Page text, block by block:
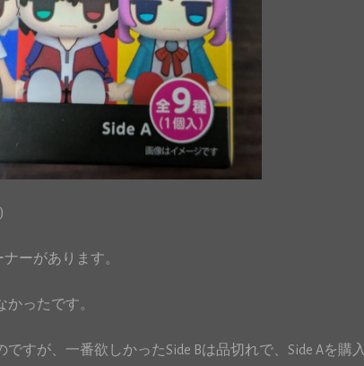
ーがあります。
ったです。
すが、一番欲しかったSide Bは品切れで、Side Aを購